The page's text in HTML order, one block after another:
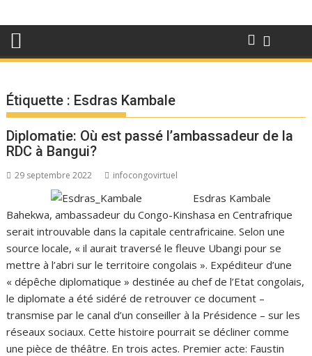
Étiquette : Esdras Kambale
Diplomatie: Où est passé l’ambassadeur de la
RDC à Bangui?
29 septembre 2022 infocongovirtuel
Esdras Kambale
Bahekwa, ambassadeur du Congo-Kinshasa en Centrafrique
serait introuvable dans la capitale centrafricaine. Selon une
source locale, « il aurait traversé le fleuve Ubangi pour se
mettre à l’abri sur le territoire congolais ». Expéditeur d’une
« dépêche diplomatique » destinée au chef de l’Etat congolais,
le diplomate a été sidéré de retrouver ce document –
transmise par le canal d’un conseiller à la Présidence – sur les
réseaux sociaux. Cette histoire pourrait se décliner comme
une pièce de théâtre. En trois actes. Premier acte: Faustin